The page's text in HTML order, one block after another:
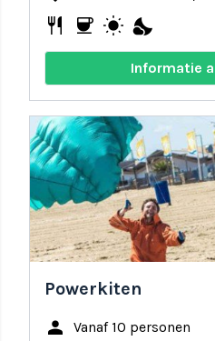
restaurant coffee wb_sunny nights_stay
Informatie
Powerkiten
person Vanaf 10 personen